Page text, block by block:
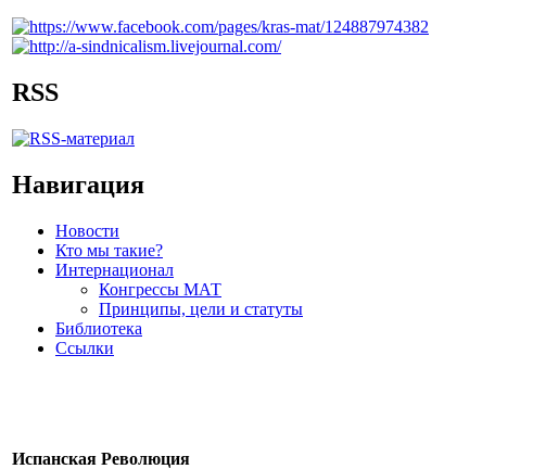
RSS
Навигация
Новости
Кто мы такие?
Интернационал
Конгрессы МАТ
Принципы, цели и статуты
Библиотека
Ссылки
Испанская Революция